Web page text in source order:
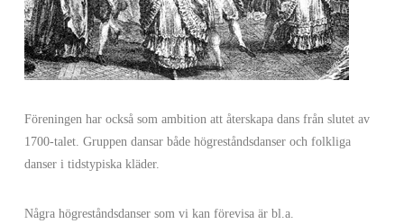
Föreningen har också som ambition att återskapa dans från slutet av
1700-talet. Gruppen dansar både högreståndsdanser och folkliga
danser i tidstypiska kläder.
Några högreståndsdanser som vi kan förevisa är bl.a.